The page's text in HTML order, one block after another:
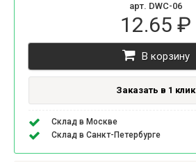
арт. DWC-06
12.65 ₽
В корзину
Заказать в 1 клик
Склад в Москве
Склад в Санкт-Петербурге